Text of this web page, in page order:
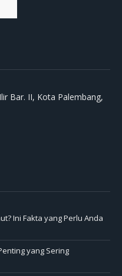
Bar. II, Kota Palembang,
Ini Fakta yang Perlu Anda
yang Sering